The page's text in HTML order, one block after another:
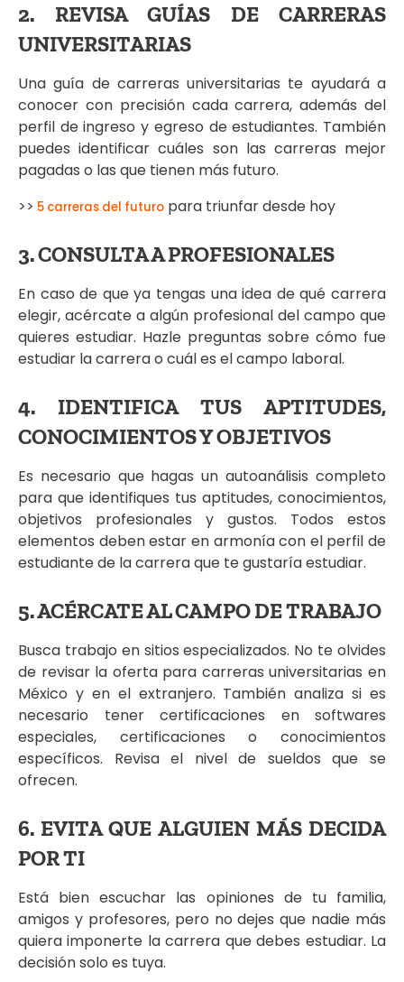
2. REVISA GUÍAS DE CARRERAS
UNIVERSITARIAS
Una guía de carreras universitarias te ayudará a
conocer con precisión cada carrera, además del
perfil de ingreso y egreso de estudiantes. También
puedes identificar cuáles son las carreras mejor
pagadas o las que tienen más futuro.
>> 5 carreras del futuro para triunfar desde hoy
3. CONSULTA A PROFESIONALES
En caso de que ya tengas una idea de qué carrera
elegir, acércate a algún profesional del campo que
quieres estudiar. Hazle preguntas sobre cómo fue
estudiar la carrera o cuál es el campo laboral.
4. IDENTIFICA TUS APTITUDES,
CONOCIMIENTOS Y OBJETIVOS
Es necesario que hagas un autoanálisis completo
para que identifiques tus aptitudes, conocimientos,
objetivos profesionales y gustos. Todos estos
elementos deben estar en armonía con el perfil de
estudiante de la carrera que te gustaría estudiar.
5. ACÉRCATE AL CAMPO DE TRABAJO
Busca trabajo en sitios especializados. No te olvides
de revisar la oferta para carreras universitarias en
México y en el extranjero. También analiza si es
necesario tener certificaciones en softwares
especiales, certificaciones o conocimientos
específicos. Revisa el nivel de sueldos que se
ofrecen.
6. EVITA QUE ALGUIEN MÁS DECIDA
POR TI
Está bien escuchar las opiniones de tu familia,
amigos y profesores, pero no dejes que nadie más
quiera imponerte la carrera que debes estudiar. La
decisión solo es tuya.